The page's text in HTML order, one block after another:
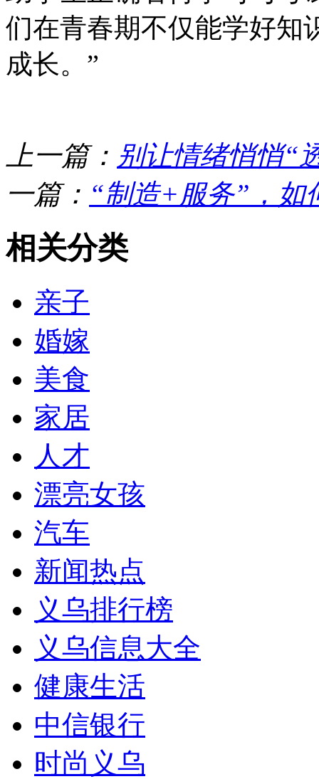
们在青春期不仅能学好知
成长。”
上一篇： 别让情绪悄悄“
一篇： “制造+服务”，如
相关分类
亲子
婚嫁
美食
家居
人才
漂亮女孩
汽车
新闻热点
义乌排行榜
义乌信息大全
健康生活
中信银行
时尚义乌